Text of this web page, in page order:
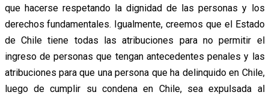
que hacerse respetando la dignidad de las personas y los
derechos fundamentales. Igualmente, creemos que el Estado
de Chile tiene todas las atribuciones para no permitir el
ingreso de personas que tengan antecedentes penales y las
atribuciones para que una persona que ha delinquido en Chile,
luego de cumplir su condena en Chile, sea expulsada al